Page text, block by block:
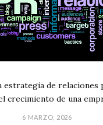
estrategia de relaciones
crecimiento de una
6 MARZO, 2026